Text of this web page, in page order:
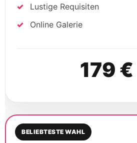
Lustige Requisiten
Online Galerie
179 €
BELIEBTESTE WAHL